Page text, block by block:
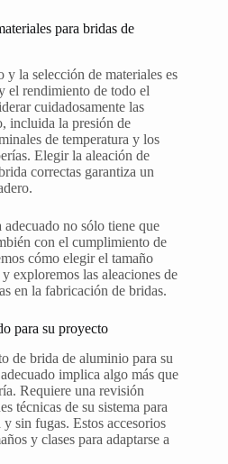
para bridas de
la selección de materiales es
el rendimiento de todo el
cuidadosamente las
incluida la presión de
de temperatura y los
Elegir la aleación de
correctas garantiza un
no sólo tiene que
con el cumplimiento de
cómo elegir el tamaño
exploremos las aleaciones de
en la fabricación de bridas.
para su proyecto
de brida de aluminio para su
implica algo más que
Requiere una revisión
técnicas de su sistema para
sin fugas. Estos accesorios
y clases para adaptarse a